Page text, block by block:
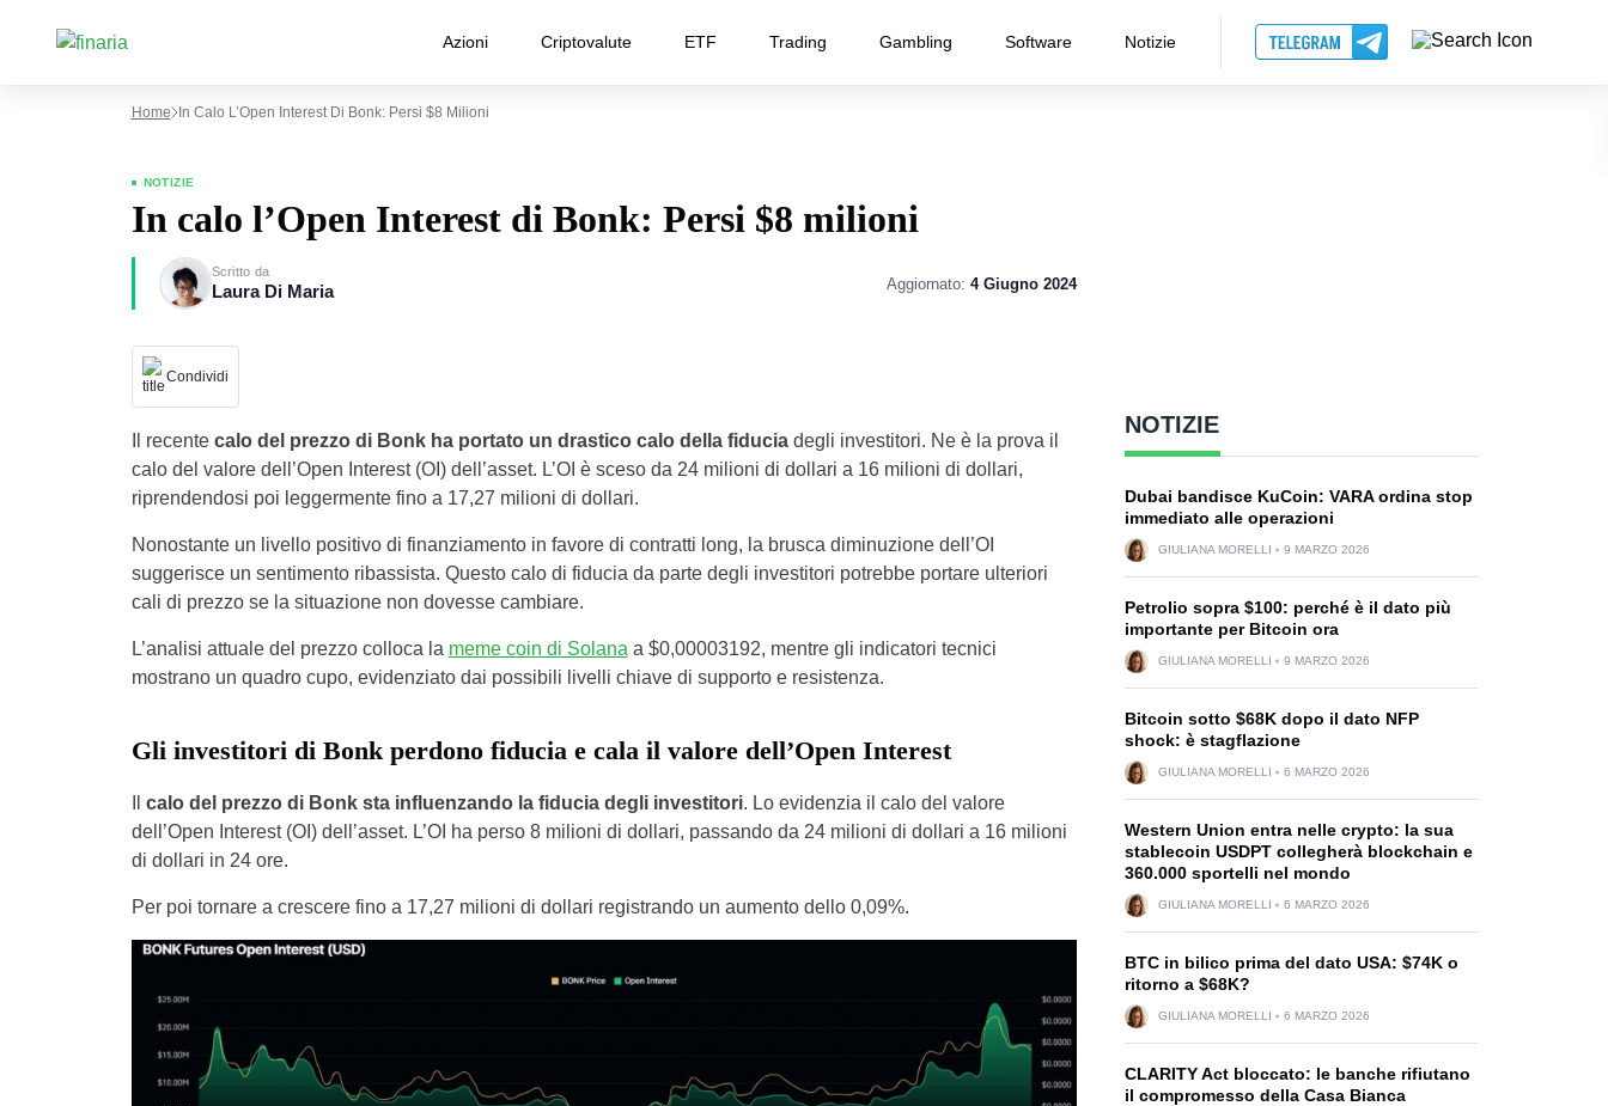
Azioni Criptovalute ETF Trading Gambling Software Notizie
Home In Calo L’Open Interest Di Bonk: Persi $8 Milioni
NOTIZIE
In calo l’Open Interest di Bonk: Persi $8 milioni
Scritto da
Laura Di Maria Aggiornato: 4 Giugno 2024
Condividi
Il recente calo del prezzo di Bonk ha portato un drastico calo della fiduciadegli investitori. Ne è la prova il
calo del valore dell’Open Interest (OI) dell’asset. L’OI è sceso da 24 milioni di dollari a 16 milioni di dollari,
riprendendosi poi leggermente fino a 17,27 milioni di dollari.
Nonostante un livello positivo di finanziamento in favore di contratti long, la brusca diminuzione dell’OI
suggerisce un sentimento ribassista. Questo calo di fiducia da parte degli investitori potrebbe portare ulteriori
cali di prezzo se la situazione non dovesse cambiare.
L’analisi attuale del prezzo colloca la meme coin di Solana a $0,00003192, mentre gli indicatori tecnici
mostrano un quadro cupo, evidenziato dai possibili livelli chiave di supporto e resistenza.
Gli investitori di Bonk perdono fiducia e cala il valore dell’Open Interest
calo del prezzo di Bonk sta influenzando la fiducia degli investitori. Lo evidenzia il calo del valore
dell’Open Interest (OI) dell’asset. L’OI ha perso 8 milioni di dollari, passando da 24 milioni di dollari a 16 milioni
di dollari in 24 ore.
Per poi tornare a crescere fino a 17,27 milioni di dollari registrando un aumento dello 0,09%.
NOTIZIE
Dubai bandisce KuCoin: VARA ordina stop
immediato alle operazioni
GIULIANA MORELLI 9 MARZO 2026
Petrolio sopra $100: perché è il dato più
importante per Bitcoin ora
GIULIANA MORELLI 9 MARZO 2026
Bitcoin sotto $68K dopo il dato NFP
shock: è stagflazione
GIULIANA MORELLI 6 MARZO 2026
Western Union entra nelle crypto: la sua
stablecoin USDPT collegherà blockchain e
360.000 sportelli nel mondo
GIULIANA MORELLI 6 MARZO 2026
BTC in bilico prima del dato USA: $74K o
ritorno a $68K?
GIULIANA MORELLI 6 MARZO 2026
CLARITY Act bloccato: le banche rifiutano
il compromesso della Casa Bianca